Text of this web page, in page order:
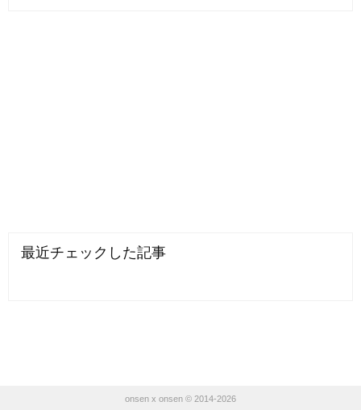
最近チェックした記事
onsen x onsen © 2014-2026